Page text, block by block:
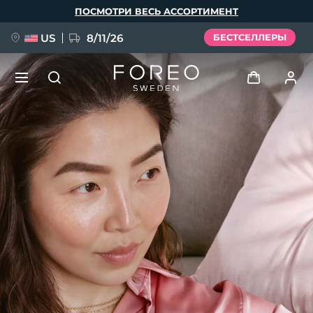
ПОСМОТРИ ВЕСЬ АССОРТИМЕНТ
US 8/11/26 БЕСТСЕЛЛЕРЫ
Войти
Профиль пользователя
Мои приборы
Мои заказы
Мои адреса
Мои подписки
НОВИНКА
FAQ™ Pure Beauty-Tech Elixir
BREAKING NEWS
issa™ Teeth Whitening Set
Язык
English Deutsch
Español
Français
Italiano
Português
Polski
Svenska
Русский
Türkçe
简体中文 繁體中文